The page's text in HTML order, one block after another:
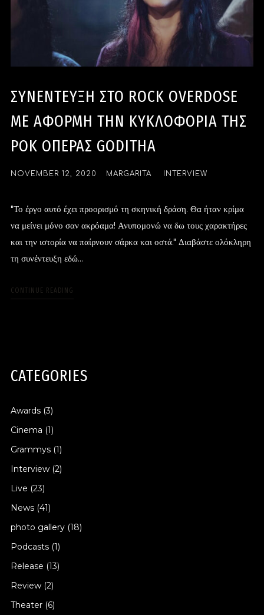
ΣΥΝΕΝΤΕΥΞΗ ΣΤΟ ROCK OVERDOSE
ΜΕ ΑΦΟΡΜΗ ΤΗΝ ΚΥΚΛΟΦΟΡΙΑ ΤΗΣ
ΡΟΚ ΟΠΕΡΑΣ GODITHA
NOVEMBER 12, 2020 MARGARITA INTERVIEW
"Το έργο αυτό έχει προορισμό τη σκηνική δράση. Θα ήταν κρίμα
να μείνει μόνο σαν ακρόαμα! Ανυπομονώ να δω τους χαρακτήρες
και την ιστορία να παίρνουν σάρκα και οστά." Διαβάστε ολόκληρη
τη συνέντευξη εδώ...
CONTINUE READING
CATEGORIES
Awards(3)
Cinema (1)
Grammys(1)
Interview(2)
Live (23)
News(41)
photo gallery(18)
Podcasts(1)
Release (13)
Review(2)
Theater(6)